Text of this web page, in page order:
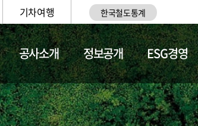
기차여행 한국철도통계
공사소개 정보공개 ESG경영
문화사업 갤러리